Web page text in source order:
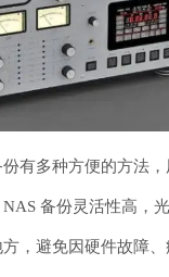
有多种方便的方法
备份灵活性高，
，避免因硬件故障